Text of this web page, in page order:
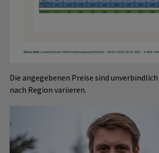
Die angegebenen Preise sind
nach Region variieren.